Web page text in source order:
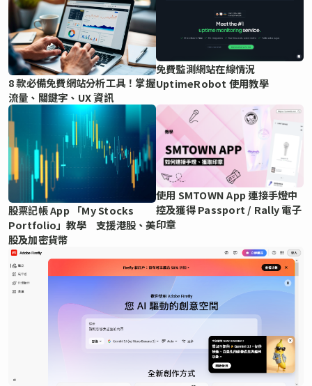
8 款必備免費網站分析工具！掌握
流量、關鍵字、UX 資訊
免費監測網站在線情況
UptimeRobot 使用教學
股票記帳 App 「My Stocks
Portfolio」教學 支援港股、美
股及加密貨幣
使用 SMTOWN App 連接手燈中
控及獲得 Passport / Rally 電子
印章